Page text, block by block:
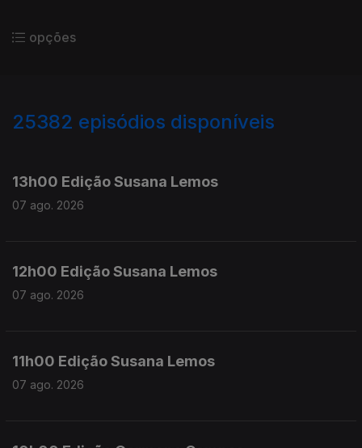
opções
25382 episódios disponíveis
13h00 Edição Susana Lemos
07 ago. 2026
12h00 Edição Susana Lemos
07 ago. 2026
11h00 Edição Susana Lemos
07 ago. 2026